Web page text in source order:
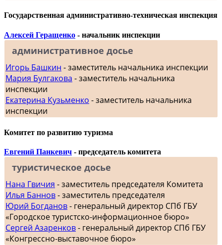
Государственная административно-техническая инспекция
Алексей Геращенко - начальник инспекции
административное досье
Игорь Башкин - заместитель начальника инспекции
Мария Булгакова - заместитель начальника
инспекции
Екатерина Кузьменко - заместитель начальника
инспекции
Комитет по развитию туризма
Евгений Панкевич - председатель комитета
туристическое досье
Нана Гвичия - заместитель председателя Комитета
Илья Баннов- заместитель председателя
Юрий Богданов- генеральный директор СПб ГБУ
«Городское туристско-информационное бюро»
Сергей Азаренков- генеральный директор СПб ГБУ
«Конгрессно-выставочное бюро»